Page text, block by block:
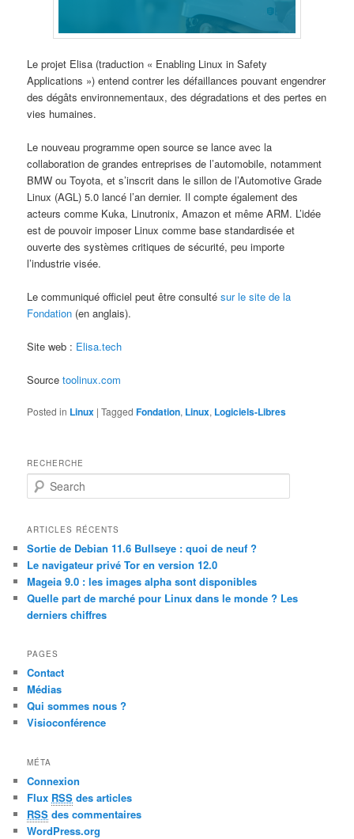
Le projet Elisa (traduction « Enabling Linux in Safety
Applications ») entend contrer les défaillances pouvant engendrer
des dégâts environnementaux, des dégradations et des pertes en
vies humaines.
Le nouveau programme open source se lance avec la
collaboration de grandes entreprises de l’automobile, notamment
BMW ou Toyota, et s’inscrit dans le sillon de l’Automotive Grade
Linux (AGL) 5.0 lancé l’an dernier. Il compte également des
acteurs comme Kuka, Linutronix, Amazon et même ARM. L’idée
est de pouvoir imposer Linux comme base standardisée et
ouverte des systèmes critiques de sécurité, peu importe
l’industrie visée.
Le communiqué officiel peut être consultésur le site de la
Fondation (en anglais).
Site web : Elisa.tech
Sourcetoolinux.com
Posted in Linux |Tagged Fondation, Linux, Logiciels-Libres
RECHERCHE
e
r
h
ARTICLES RÉCENTS
Sortie de Debian 11.6 Bullseye : quoi de neuf ?
Le navigateur privé Tor en version 12.0
Mageia 9.0 : les images alpha sont disponibles
Quelle part de marché pour Linux dans le monde ? Les
derniers chiffres
PAGES
Contact
Médias
Qui sommes nous ?
Visioconférence
MÉTA
Connexion
Flux RSS des articles
RSS des commentaires
WordPress.org